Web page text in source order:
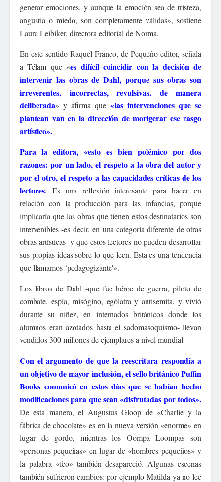
generar emociones, y aunque la emoción sea de tristeza,
angustia o miedo, son completamente válidas», sostiene
Laura Leibiker, directora editorial de Norma.
En este sentido Raquel Franco, de Pequeño editor, señala
a Télam que «es difícil coincidir con la decisión de
intervenir las obras de Dahl, porque sus obras son
irreverentes, incorrectas, revulsivas, de manera
deliberada» y afirma que «las intervenciones que se
plantean van en la dirección de morigerar ese rasgo
artístico».
Para la editora, «esto es bien polémico por dos
razones: por un lado, el respeto a la obra del autor y
por el otro, el respeto a las capacidades críticas de los
lectores. Es una reflexión interesante para hacer en
relación con la producción para las infancias, porque
implicaría que las obras que tienen estos destinatarios son
intervenibles -es decir, en una categoría diferente de otras
obras artísticas- y que estos lectores no pueden desarrollar
sus propias ideas sobre lo que leen. Esta es una tendencia
que llamamos ‘pedagogizante'».
Los libros de Dahl -que fue héroe de guerra, piloto de
combate, espía, misógino, ególatra y antisemita, y vivió
durante su niñez, en internados británicos donde los
alumnos eran azotados hasta el sadomasoquismo- llevan
vendidos 300 millones de ejemplares a nivel mundial.
Con el argumento de que la reescritura respondía a
un objetivo de mayor inclusión, el sello británico Puffin
Books comunicó en estos días que se habían hecho
modificaciones para que sean «disfrutadas por todos».
De esta manera, el Augustus Gloop de «Charlie y la
fábrica de chocolate» es en la nueva versión «enorme» en
lugar de gordo, mientras los Oompa Loompas son
«personas pequeñas» en lugar de «hombres pequeños» y
la palabra «feo» también desapareció. Algunas escenas
también sufrieron cambios: por ejemplo Matilda ya no lee